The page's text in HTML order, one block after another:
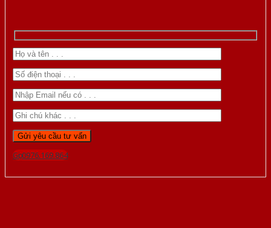
Gọi 0976.169.864